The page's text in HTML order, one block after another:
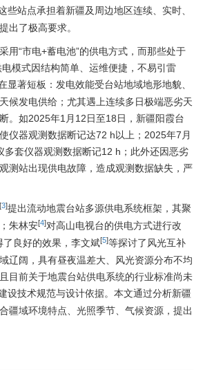
些站点承担着新疆及周边地区连续、实时、
出了极高要求。
用“市电+蓄电池”的供电方式，而那些处于
模式因结构简单、运维便捷，不易引雷
显著短板：发电效能受台站地域地形地貌、
候发电供给；尤其遇上连续多日极端恶劣天
。如2025年1月12日至18日，新疆阳霞台
仪器观测数据断记达72 h以上；2025年7月
套仪器观测数据断记12 h；此外还因恶劣
测站出现供电故障，造成观测数据缺失，严
[3]提出流动地震台站多源供电系统框架，其聚
朱林安[4]对高山电视台的供电方式进行改
了良好的效果，李文斌[5]等探讨了风光互补
辽阔，具有昼夜温差大、风光资源分布不均
目前关于地震台站供电系统的行业标准尚未
设技术规范与设计依据。本文通过分析新疆
疆域环境特点、光照季节、气候资源，提出